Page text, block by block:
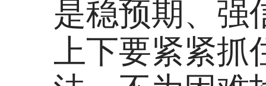
是稳预期、强
上下要紧紧抓